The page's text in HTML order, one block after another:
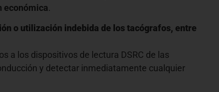
económica.
o utilización indebida de los tacógrafos, entre
a los dispositivos de lectura DSRC de las
y detectar inmediatamente cualquier